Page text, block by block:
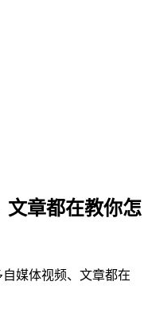
文章都在教你怎
媒体视频、文章都在